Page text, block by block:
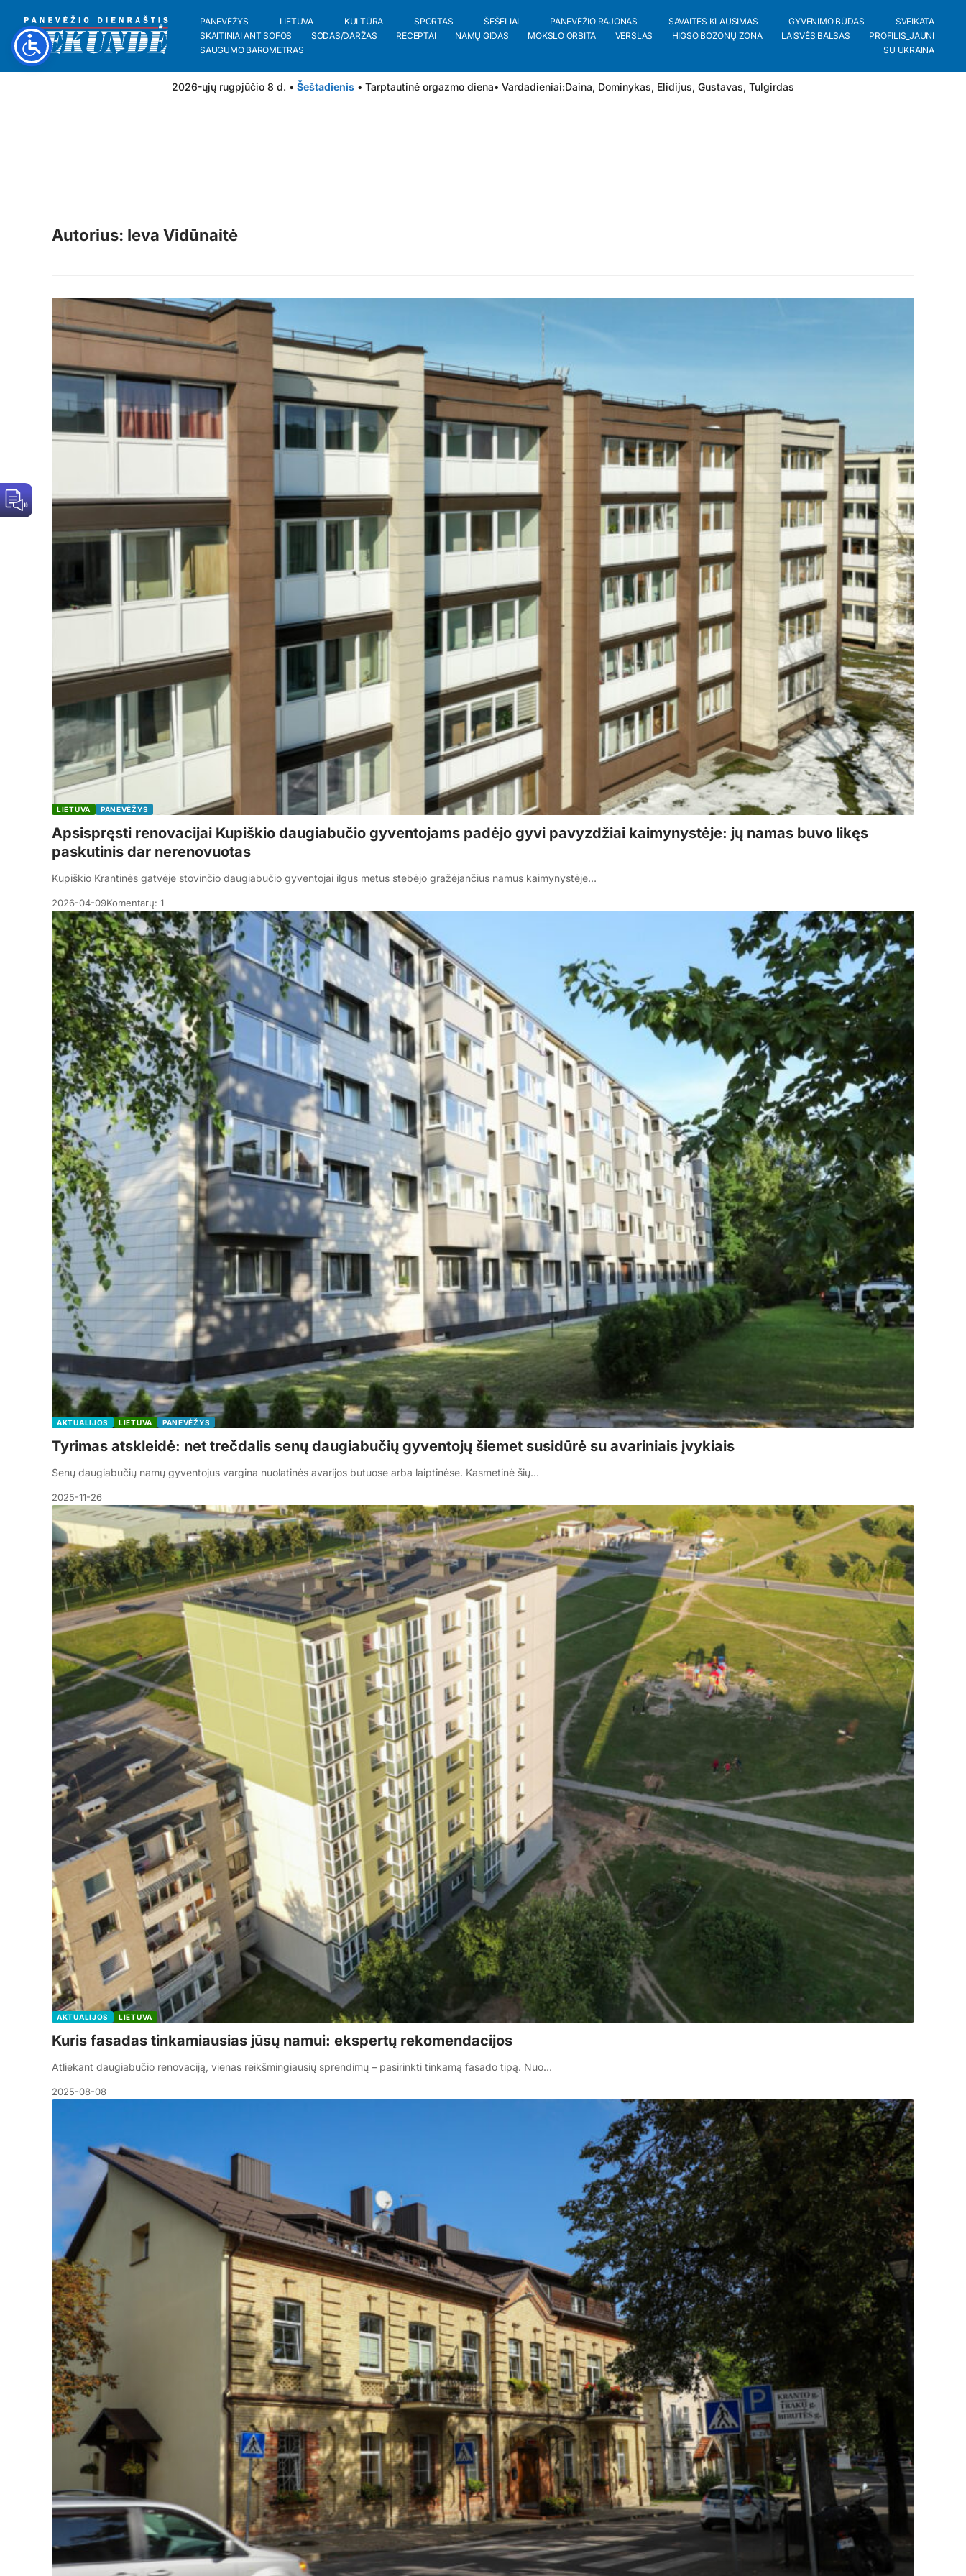
PANEVĖŽYS LIETUVA KULTŪRA SPORTAS ŠEŠĖLIAI PANEVĖŽIO RAJONAS SAVAITĖS KLAUSIMAS GYVENIMO BŪDAS
SVEIKATA
SKAITINIAI ANT SOFOS
SODAS/DARŽAS RECEPTAI NAMŲ GIDAS MOKSLO ORBITA VERSLAS HIGSO BOZONŲ ZONA LAISVĖS BALSAS
PROFILIS_JAUNI
SAUGUMO BAROMETRAS
SU UKRAINA
2026-ųjų rugpjūčio 8 d. • Šeštadienis • Tarptautinė orgazmo diena• Vardadieniai:Daina, Dominykas, Elidijus, Gustavas, Tulgirdas
Autorius: Ieva Vidūnaitė
LIETUVA PANEVĖŽYS
Apsispręsti renovacijai Kupiškio daugiabučio gyventojams padėjo gyvi pavyzdžiai kaimynystėje: jų namas buvo likęs
paskutinis dar nerenovuotas
Kupiškio Krantinės gatvėje stovinčio daugiabučio gyventojai ilgus metus stebėjo gražėjančius namus kaimynystėje…
2026-04-09Komentarų: 1
AKTUALIJOS LIETUVA PANEVĖŽYS
Tyrimas atskleidė: net trečdalis senų daugiabučių gyventojų šiemet susidūrė su avariniais įvykiais
Senų daugiabučių namų gyventojus vargina nuolatinės avarijos butuose arba laiptinėse. Kasmetinė šių…
2025-11-26
AKTUALIJOS LIETUVA
Kuris fasadas tinkamiausias jūsų namui: ekspertų rekomendacijos
Atliekant daugiabučio renovaciją, vienas reikšmingiausių sprendimų – pasirinkti tinkamą fasado tipą. Nuo…
2025-08-08